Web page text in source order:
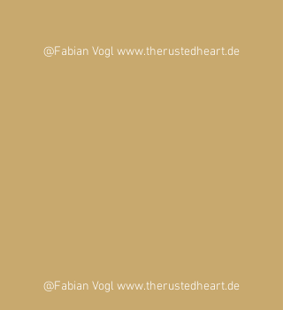
@Fabian Vogl www.therustedheart.de
@Fabian Vogl www.therustedheart.de